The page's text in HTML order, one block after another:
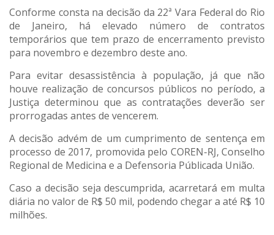
Conforme consta na decisão da 22ª Vara Federal do Rio
de Janeiro, há elevado número de contratos
temporários que tem prazo de encerramento previsto
para novembro e dezembro deste ano.
Para evitar desassistência à população, já que não
houve realização de concursos públicos no período, a
Justiça determinou que as contratações deverão ser
prorrogadas antes de vencerem.
A decisão advém de um cumprimento de sentença em
processo de 2017, promovida pelo COREN-RJ, Conselho
Regional de Medicina e a Defensoria Públicada União.
Caso a decisão seja descumprida, acarretará em multa
diária no valor de R$ 50 mil, podendo chegar a até R$ 10
milhões.